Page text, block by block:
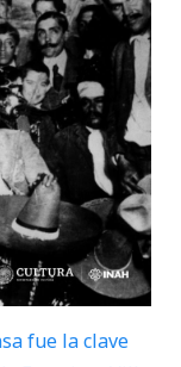
fue la clave